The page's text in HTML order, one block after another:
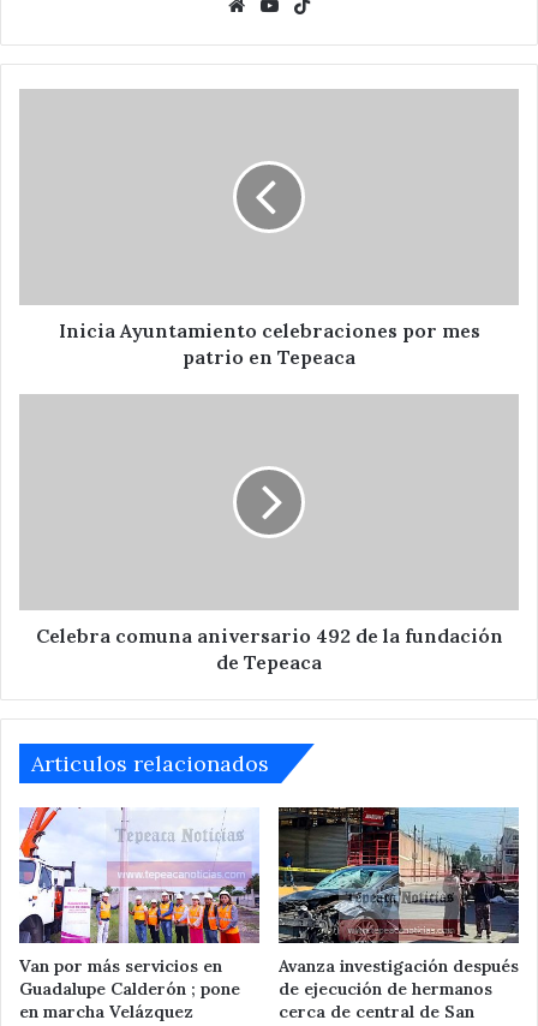
WebsiteYouTube
Inicia Ayuntamiento celebraciones por mes
patrio en Tepeaca
Tepeaca
Celebra comuna aniversario 492 de la fundación
de Tepeaca
Articulos relacionados
Van por más servicios en
Guadalupe Calderón ; pone
en marcha Velázquez
Avanza investigación después
de ejecución de hermanos
cerca de central de San